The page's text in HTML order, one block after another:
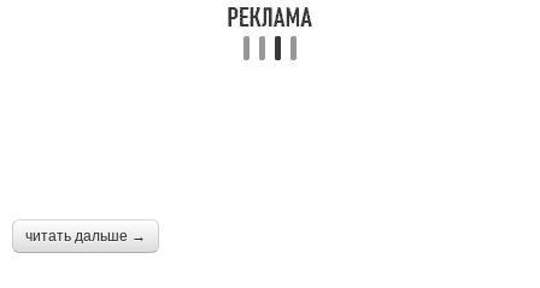
читать дальше →